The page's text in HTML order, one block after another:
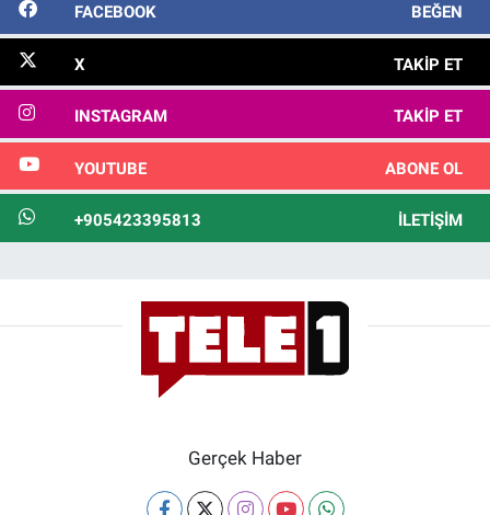
FACEBOOK BEĞEN
X TAKIP ET
INSTAGRAM TAKIP ET
YOUTUBE ABONE OL
+905423395813 İLETIŞIM
Gerçek Haber